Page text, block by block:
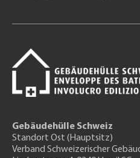
Gebäudehülle Schweiz
Standort Ost (Hauptsitz)
Verband Schweizerischer